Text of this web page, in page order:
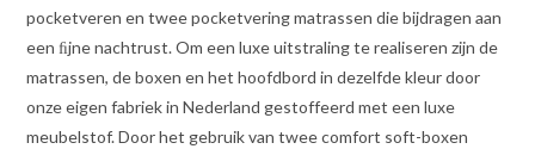
pocketveren en twee pocketvering matrassen die bijdragen aan
een ﬁjne nachtrust. Om een luxe uitstraling te realiseren zijn de
matrassen, de boxen en het hoofdbord in dezelfde kleur door
onze eigen fabriek in Nederland gestoffeerd met een luxe
meubelstof. Door het gebruik van twee comfort soft-boxen